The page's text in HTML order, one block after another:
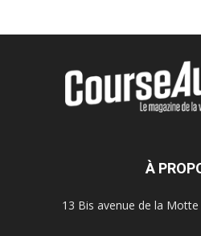
À
13 Bis avenue de la